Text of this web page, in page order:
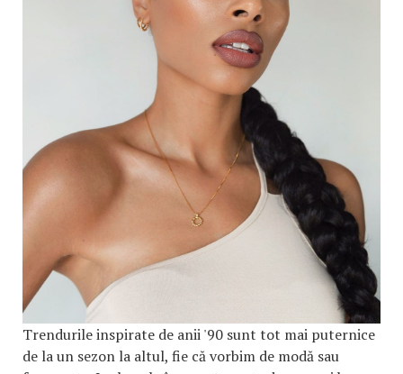
Trendurile inspirate de anii '90 sunt tot mai puternice
de la un sezon la altul, fie că vorbim de modă sau